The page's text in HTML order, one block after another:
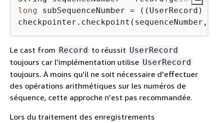
long subSequenceNumber = ((UserRecord)
checkpointer.checkpoint(sequenceNumber,
Le cast from Record to réussit UserRecord
toujours car l'implémentation utilise UserRecord
toujours. À moins qu'il ne soit nécessaire d'effectuer
des opérations arithmétiques sur les numéros de
séquence, cette approche n'est pas recommandée.
Lors du traitement des enregistrements